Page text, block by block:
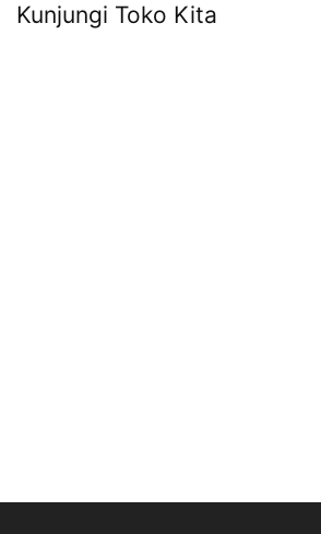
Kunjungi Toko Kita